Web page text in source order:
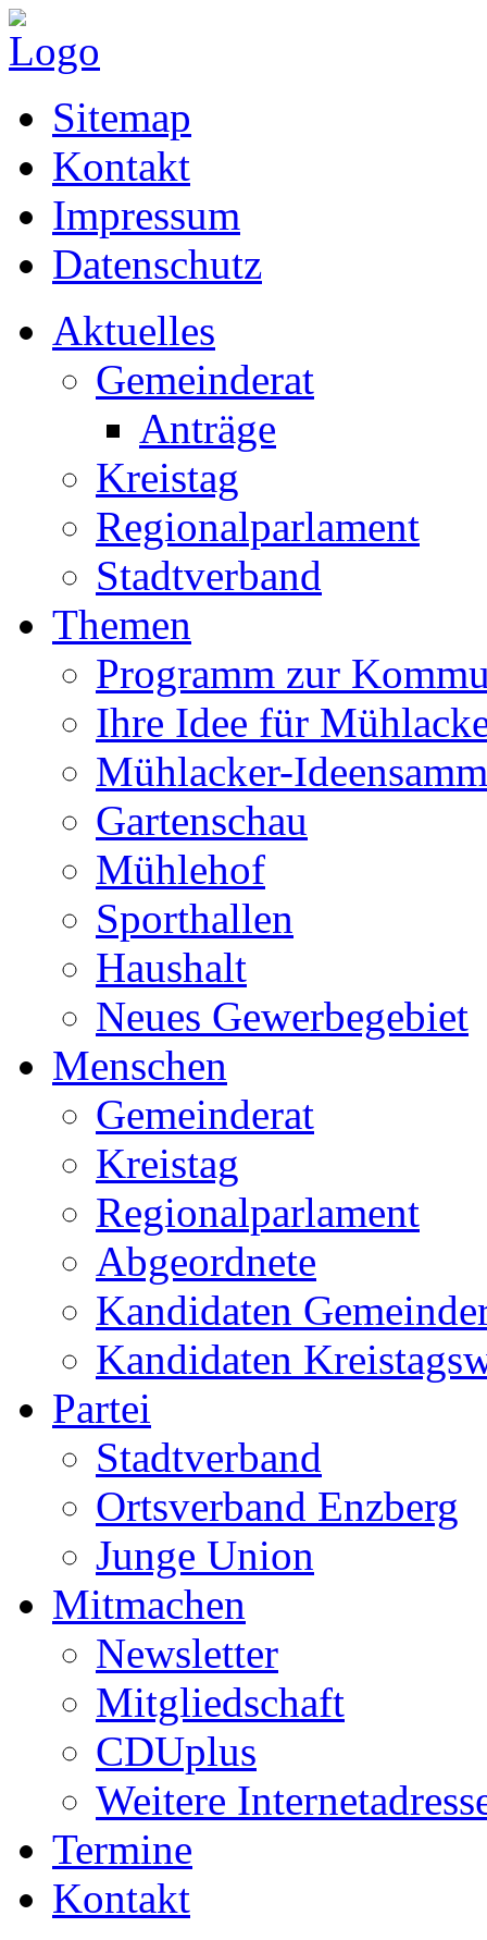
Sitemap
Kontakt
Impressum
Datenschutz
Aktuelles
Gemeinderat
Anträge
Kreistag
Regionalparlament
Stadtverband
Themen
Programm zur
Ihre Idee für
Mühlacker-
Gartenschau
Mühlehof
Sporthallen
Haushalt
Neues Gewerbegebiet
Menschen
Gemeinderat
Kreistag
Regionalparlament
Abgeordnete
Kandidaten
Kandidaten
Partei
Stadtverband
Ortsverband Enzberg
Junge Union
Mitmachen
Newsletter
Mitgliedschaft
CDUplus
Weitere
Termine
Kontakt